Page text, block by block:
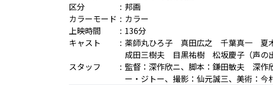
区分
邦画
カラーモード
カラー
上映時間
136分
キャスト
薬師丸ひろ子 真田広之 千葉真一
成田三樹夫 目黒祐樹 松坂慶子（声の出
スタッフ
監督：深作欣ニ、脚本：鎌田敏夫 深
ー・ジトー、撮影：仙元誠三、美術：